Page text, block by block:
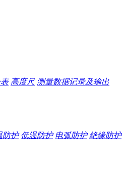
高度尺 测量数据记录及输出
防护 低温防护 电弧防护 绝缘防护